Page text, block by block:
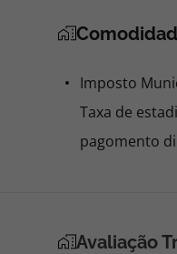
Imposto
Taxa de
pagomento
Avaliação